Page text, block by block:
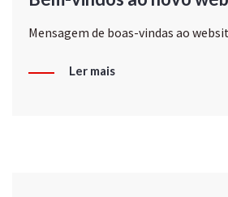
Mensagem de boas-vindas ao
Ler mais